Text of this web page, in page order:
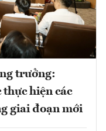
trưởng:
thực hiện các
giai đoạn mới